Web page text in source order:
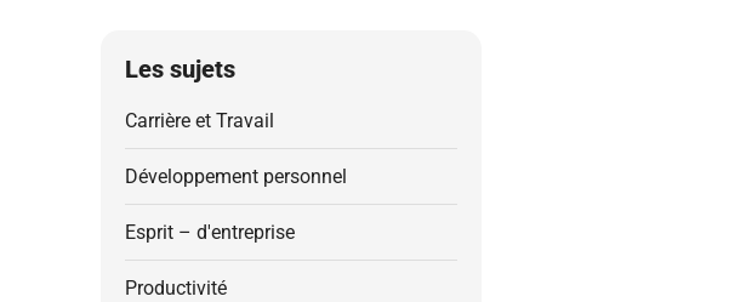
Les sujets
Carrière et Travail
Développement personnel
Esprit – d'entreprise
Productivité